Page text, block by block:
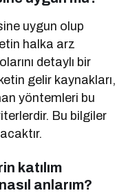
uygun olup
halka arz
detaylı bir
gelir kaynakları,
yöntemleri bu
Bu bilgiler
katılım
anlarım?